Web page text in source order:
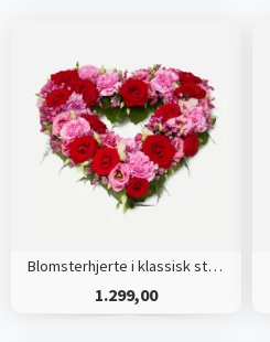
Blomsterhjerte i klassisk stil - pink
1.299,00